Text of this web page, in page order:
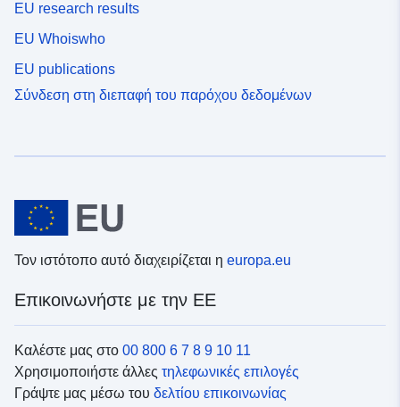
EU research results
EU Whoiswho
EU publications
Σύνδεση στη διεπαφή του παρόχου δεδομένων
Τον ιστότοπο αυτό διαχειρίζεται η europa.eu
Επικοινωνήστε με την ΕΕ
Καλέστε μας στο 00 800 6 7 8 9 10 11
Χρησιμοποιήστε άλλες τηλεφωνικές επιλογές
Γράψτε μας μέσω του δελτίου επικοινωνίας